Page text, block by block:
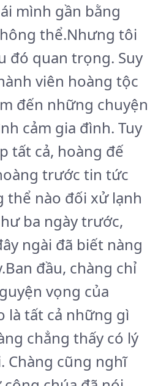
mình gần bằng
thể.Nhưng tôi
đó quan trọng. Suy
viên hoàng tộc
đến những chuyện
cảm gia đình. Tuy
tất cả, hoàng đế
trước tin tức
thể nào đối xử lạnh
ba ngày trước,
ngài đã biết nàng
đầu, chàng chỉ
vọng của
là tất cả những gì
chẳng thấy có lý
Chàng cũng nghĩ